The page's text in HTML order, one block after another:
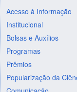
Acesso à Informação
Institucional
Bolsas e Auxílios
Programas
Prêmios
Popularização da